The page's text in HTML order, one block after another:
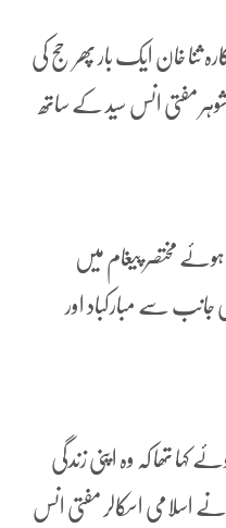
ثنا خان ایک بار پھر حج کی
مفتی انس سید کے ساتھ
ہوئے مختصر پیغام میں
جانب سے مبارکباد اور
ہوئے کہا تھا کہ وہ اپنی زندگی
اسلامی اسکالر مفتی انس